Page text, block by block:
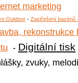
marketing
Outdoor - Zastřešení bazénů
- Digitální tisk
zvuky,